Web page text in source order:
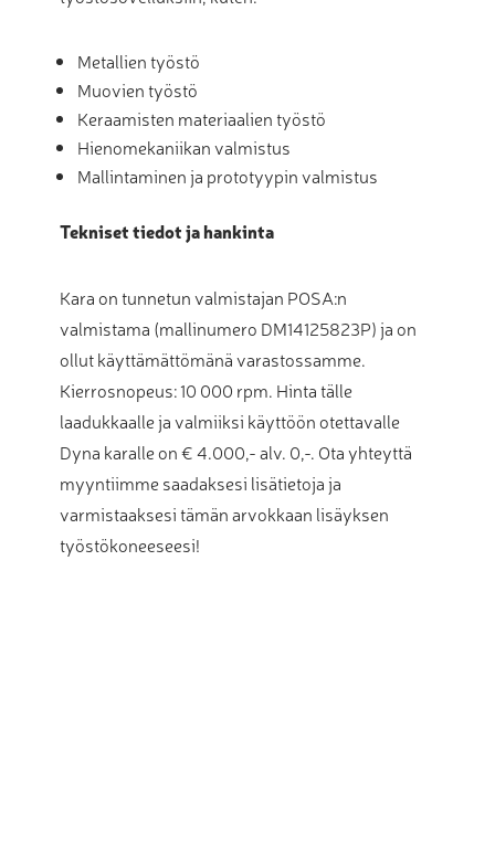
Metallien työstö
Muovien työstö
Keraamisten materiaalien työstö
Hienomekaniikan valmistus
Mallintaminen ja prototyypin valmistus
Tekniset tiedot ja hankinta
Kara on tunnetun valmistajan POSA:n
valmistama (mallinumero DM14125823P) ja on
ollut käyttämättömänä varastossamme.
Kierrosnopeus: 10 000 rpm. Hinta tälle
laadukkaalle ja valmiiksi käyttöön otettavalle
Dyna karalle on € 4.000,- alv. 0,-. Ota yhteyttä
myyntiimme saadaksesi lisätietoja ja
varmistaaksesi tämän arvokkaan lisäyksen
työstökoneeseesi!